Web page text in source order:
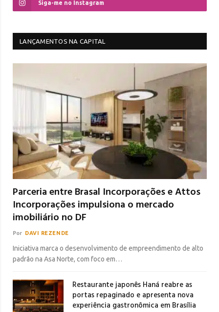
Siga-me no Instagram
LANÇAMENTOS NA CAPITAL
Parceria entre Brasal Incorporações e Attos
Incorporações impulsiona o mercado
imobiliário no DF
Por DAVI REZENDE
Iniciativa marca o desenvolvimento de empreendimento de alto
padrão na Asa Norte, com foco em…
Restaurante japonês Haná reabre as
portas repaginado e apresenta nova
experiência gastronômica em Brasília